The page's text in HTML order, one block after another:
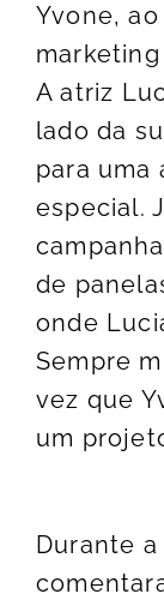
Yvone,
A atriz
lado da
para uma
especial.
de
onde
Sempre
vez que
um
Durante